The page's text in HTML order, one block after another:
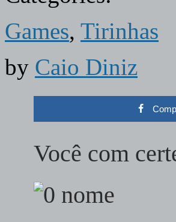
Games, Tirinhas
by Caio Diniz
Você com